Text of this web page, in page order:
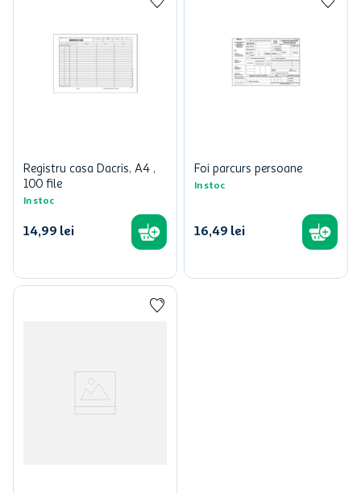
Registru casa Dacris, A4 ,
100 file
In stoc
14,99 lei
Foi parcurs persoane
In stoc
16,49 lei